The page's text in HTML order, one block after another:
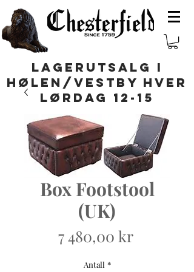
LAGERUTSALG I
HØLEN/VESTBY HVER
LØRDAG 12-15
Box Footstool
(UK)
7 480,00 krPris
Antall *